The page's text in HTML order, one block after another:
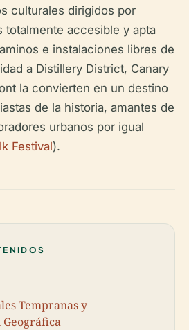
culturales dirigidos por
totalmente accesible y apta
e instalaciones libres de
a Distillery District, Canary
la convierten en un destino
de la historia, amantes de
urbanos por igual
Festival).
Tempranas y